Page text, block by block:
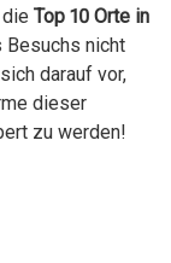
dieTop 10 Orte in
Besuchs nicht
darauf vor,
dieser
zu werden!